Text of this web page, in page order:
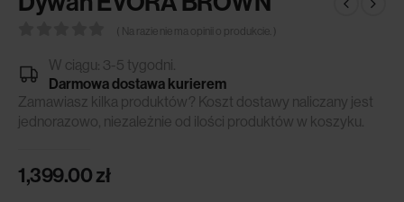
( Na razie nie ma opinii o produkcie. )
W ciągu: 3-5 tygodni.
Darmowa dostawa kurierem
Zamawiasz kilka produktów? Koszt dostawy naliczany jest
jednorazowo, niezależnie od ilości produktów w koszyku.
1,399.00zł